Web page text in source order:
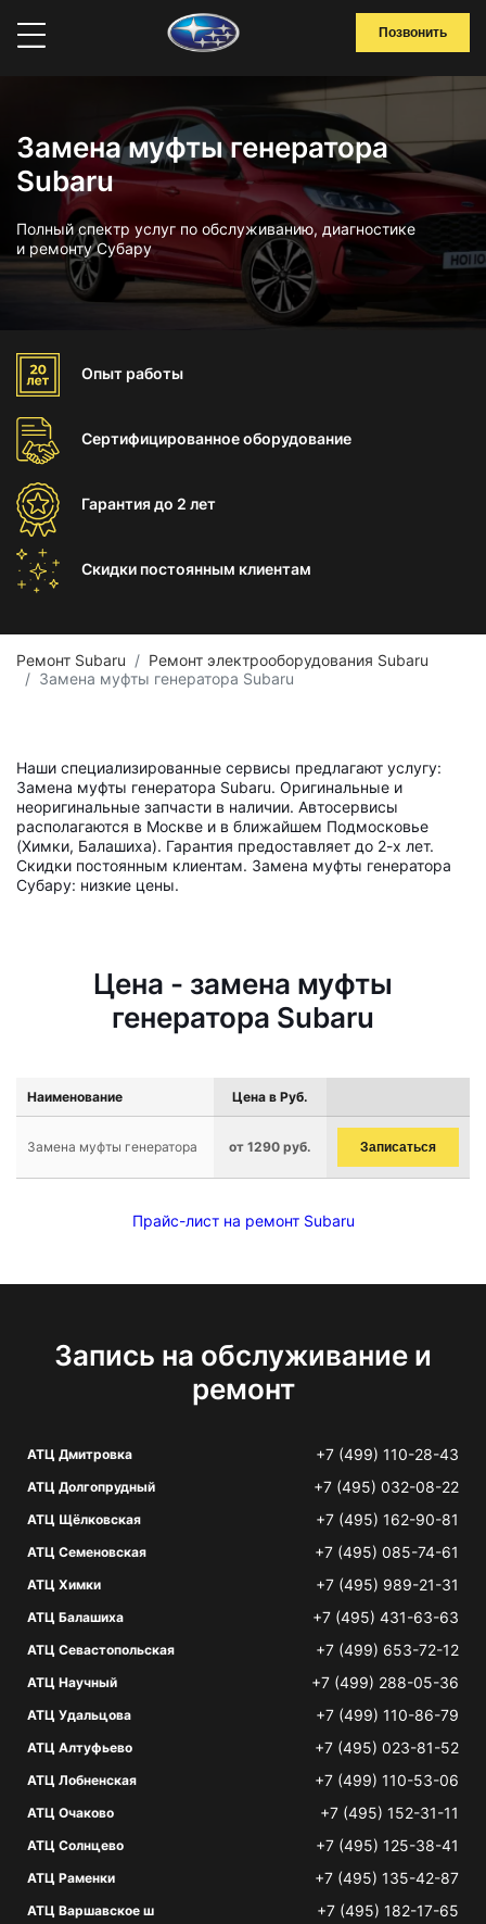
Позвонить
Замена муфты генератора
Subaru
Полный спектр услуг по обслуживанию, диагностике
и ремонту Субару
Опыт работы
Сертифицированноеоборудование
Гарантиядо 2 лет
Скидки постоянным клиентам
Ремонт Subaru
Ремонт электрооборудования Subaru
Замена муфты генератора Subaru
Наши специализированные сервисы предлагают услугу:
Замена муфты генератора Subaru. Оригинальные и
неоригинальные запчасти в наличии. Автосервисы
располагаются в Москве и в ближайшем Подмосковье
(Химки, Балашиха). Гарантия предоставляет до 2-х лет.
Скидки постоянным клиентам. Замена муфты генератора
Субару: низкие цены.
Цена - замена муфты
генератора Subaru
Наименование Цена в Руб.
Замена муфты генератора от 1290 руб. Записаться
Прайс-лист на ремонт Subaru
Запись на обслуживание и
ремонт
АТЦ Дмитровка +7 (499) 110-28-43
АТЦ Долгопрудный +7 (495) 032-08-22
АТЦ Щёлковская +7 (495) 162-90-81
АТЦ Семеновская +7 (495) 085-74-61
АТЦ Химки +7 (495) 989-21-31
АТЦ Балашиха +7 (495) 431-63-63
АТЦ Севастопольская +7 (499) 653-72-12
АТЦ Научный +7 (499) 288-05-36
АТЦ Удальцова +7 (499) 110-86-79
АТЦ Алтуфьево +7 (495) 023-81-52
АТЦ Лобненская +7 (499) 110-53-06
АТЦ Очаково +7 (495) 152-31-11
АТЦ Солнцево +7 (495) 125-38-41
АТЦ Раменки +7 (495) 135-42-87
АТЦ Варшавское ш +7 (495) 182-17-65